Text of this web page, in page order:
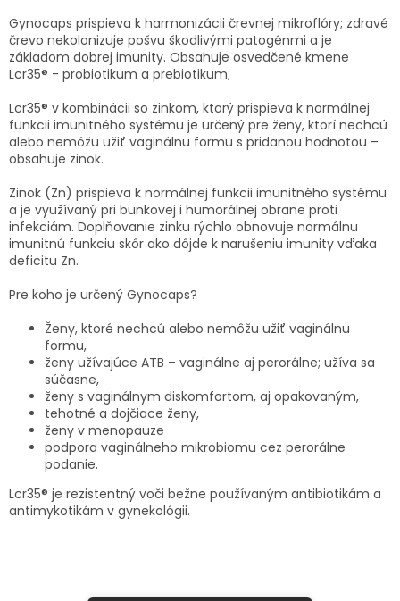
DENTÁLNA
HYGIENA
ZDRAVOTNÍCKE
POMÔCKY
PRÍRODNÉ
LIEKY
VETERINA
SENIORI
ZNAČKY
Prihlásenie
Gynocaps prispieva k harmonizácii črevnej mikroflóry; zdravé
črevo nekolonizuje pošvu škodlivými patogénmi a je
základom dobrej imunity. Obsahuje osvedčené kmene
Lcr35® - probiotikum a prebiotikum;
Lcr35® v kombinácii so zinkom, ktorý prispieva k normálnej
funkcii imunitného systému je určený pre ženy, ktorí nechcú
alebo nemôžu užiť vaginálnu formu s pridanou hodnotou –
obsahuje zinok.
Zinok (Zn) prispieva k normálnej funkcii imunitného systému
a je využívaný pri bunkovej i humorálnej obrane proti
infekciám. Doplňovanie zinku rýchlo obnovuje normálnu
imunitnú funkciu skôr ako dôjde k narušeniu imunity vďaka
deficitu Zn.
Pre koho je určený Gynocaps?
Ženy, ktoré nechcú alebo nemôžu užiť vaginálnu
formu,
ženy užívajúce ATB – vaginálne aj perorálne; užíva sa
súčasne,
ženy s vaginálnym diskomfortom, aj opakovaným,
tehotné a dojčiace ženy,
ženy v menopauze
podpora vaginálneho mikrobiomu cez perorálne
podanie.
Lcr35® je rezistentný voči bežne používaným antibiotikám a
antimykotikám v gynekológii.